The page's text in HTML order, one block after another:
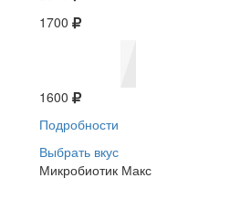
1700
1600
Подробности
Выбрать вкус
Микробиотик Макс